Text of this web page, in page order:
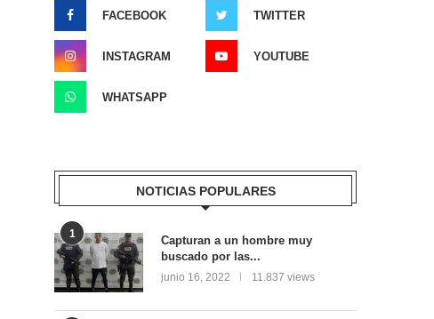
FACEBOOK TWITTER
INSTAGRAM YOUTUBE
WHATSAPP
NOTICIAS POPULARES
1
Capturan a un hombre muy
buscado por las...
junio 16, 2022 11.837 views